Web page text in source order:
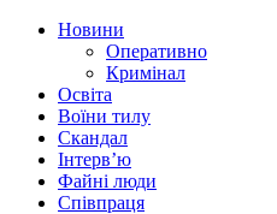
Новини
Оперативно
Кримінал
Освіта
Воїни тилу
Скандал
Інтерв’ю
Файні люди
Співпраця